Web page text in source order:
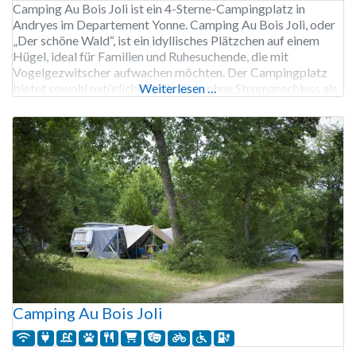
Camping Au Bois Joli ist ein 4-Sterne-Campingplatz in
Andryes im Departement Yonne. Camping Au Bois Joli, oder
„Der schöne Wald“, ist ein idyllisches Plätzchen auf einem
Hügel, ideal für Familien und Ruhesuchende, die mit
Vogelgezwitscher aufwachen möchten. Der Campingplatz
bietet sowohl natürliche Stellplätze ohne Stromanschluss als
und Stromanschluss. Für größere Gruppen gibt es Stellplätze
Weiterlesen …
Camping Au Bois Joli